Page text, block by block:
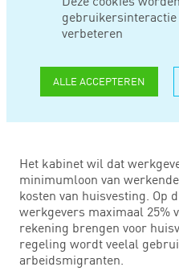
gebruikersinteractie
verbeteren
ALLE ACCEPTEREN
VOOR
Het kabinet wil dat
minimumloon van
kosten van huisvesting. Op
werkgevers maximaal 25%
rekening brengen voor
regeling wordt veelal
arbeidsmigranten.